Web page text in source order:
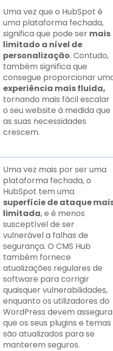
Uma vez que o HubSpot é
uma plataforma fechada,
significa que pode ser mais
limitado a nível de
personalização. Contudo,
também significa que
consegue proporcionar
experiência mais fluida,
tornando mais fácil escalar
o seu website à medida que
as suas necessidades
crescem.
Uma vez mais por ser uma
plataforma fechada, o
HubSpot tem uma
superfície de ataque
limitada, e é menos
susceptível de ser
vulnerável a falhas de
segurança. O CMS Hub
também fornece
atualizações regulares de
software para corrigir
quaisquer vulnerabilidades,
enquanto os utilizadores do
WordPress devem
que os seus plugins e temas
são atualizados para se
manterem seguros.